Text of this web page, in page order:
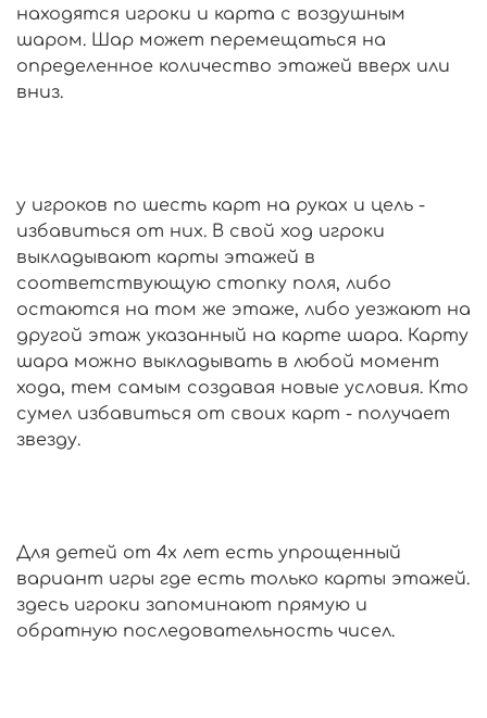
находятся игроки и карта с воздушным
шаром. Шар может перемещаться на
определенное количество этажей вверх или
вниз.
у игроков по шесть карт на руках и цель -
избавиться от них. В свой ход игроки
выкладывают карты этажей в
соответствующую стопку поля, либо
остаются на том же этаже, либо уезжают на
другой этаж указанный на карте шара. Карту
шара можно выкладывать в любой момент
хода, тем самым создавая новые условия. Кто
сумел избавиться от своих карт - получает
звезду.
Для детей от 4х лет есть упрощенный
вариант игры где есть только карты этажей.
здесь игроки запоминают прямую и
обратную последовательность чисел.